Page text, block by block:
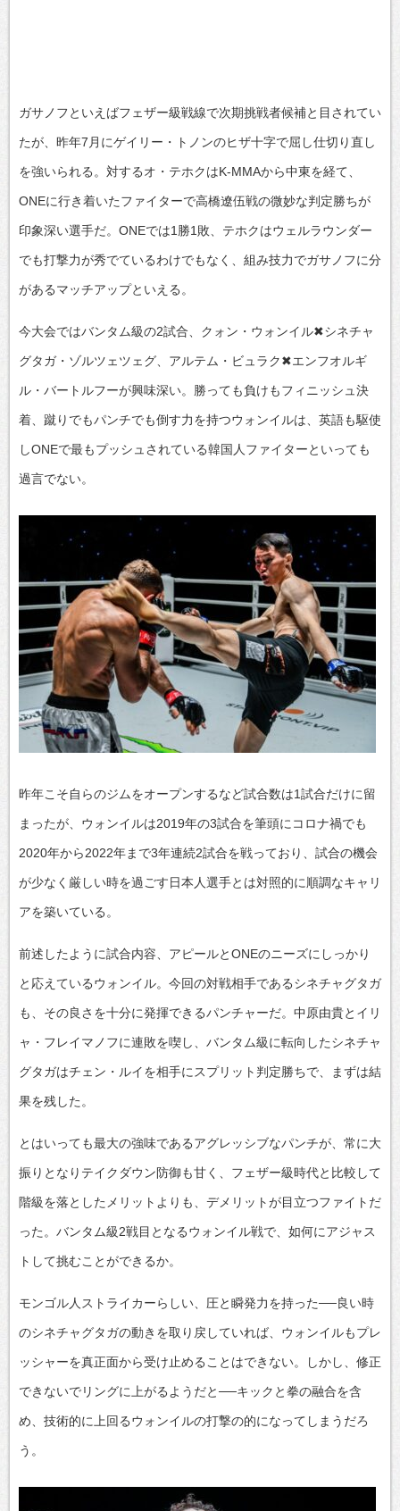
ガサノフといえばフェザー級戦線で次期挑戦者候補と目されてい
たが、昨年7月にゲイリー・トノンのヒザ十字で屈し仕切り直し
を強いられる。対するオ・テホクはK-MMAから中東を経て、
ONEに行き着いたファイターで高橋遼伍戦の微妙な判定勝ちが
印象深い選手だ。ONEでは1勝1敗、テホクはウェルラウンダー
でも打撃力が秀でているわけでもなく、組み技力でガサノフに分
があるマッチアップといえる。
今大会ではバンタム級の2試合、クォン・ウォンイル✖シネチャ
グタガ・ゾルツェツェグ、アルテム・ビュラク✖エンフオルギ
ル・バートルフーが興味深い。勝っても負けもフィニッシュ決
着、蹴りでもパンチでも倒す力を持つウォンイルは、英語も駆使
しONEで最もプッシュされている韓国人ファイターといっても
過言でない。
昨年こそ自らのジムをオープンするなど試合数は1試合だけに留
まったが、ウォンイルは2019年の3試合を筆頭にコロナ禍でも
2020年から2022年まで3年連続2試合を戦っており、試合の機会
が少なく厳しい時を過ごす日本人選手とは対照的に順調なキャリ
アを築いている。
前述したように試合内容、アピールとONEのニーズにしっかり
と応えているウォンイル。今回の対戦相手であるシネチャグタガ
も、その良さを十分に発揮できるパンチャーだ。中原由貴とイリ
ャ・フレイマノフに連敗を喫し、バンタム級に転向したシネチャ
グタガはチェン・ルイを相手にスプリット判定勝ちで、まずは結
果を残した。
とはいっても最大の強味であるアグレッシブなパンチが、常に大
振りとなりテイクダウン防御も甘く、フェザー級時代と比較して
階級を落としたメリットよりも、デメリットが目立つファイトだ
った。バンタム級2戦目となるウォンイル戦で、如何にアジャス
トして挑むことができるか。
モンゴル人ストライカーらしい、圧と瞬発力を持った──良い時
のシネチャグタガの動きを取り戻していれば、ウォンイルもプレ
ッシャーを真正面から受け止めることはできない。しかし、修正
できないでリングに上がるようだと──キックと拳の融合を含
め、技術的に上回るウォンイルの打撃の的になってしまうだろ
う。